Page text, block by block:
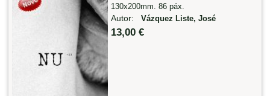
130x200mm. 86 páx.
Autor: Vázquez Liste, José
13,00 €